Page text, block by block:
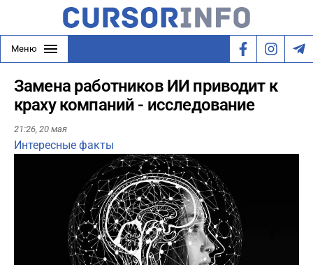
Меню
Замена работников ИИ приводит к
краху компаний - исследование
21:26, 20 мая
Интересные факты